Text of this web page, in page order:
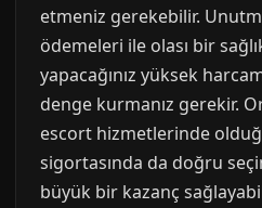
etmeniz gerekebilir.
ödemeleri ile olası bir
yapacağınız yüksek
denge kurmanız gerekir.
escort hizmetlerinde
sigortasında da doğru
büyük bir kazanç